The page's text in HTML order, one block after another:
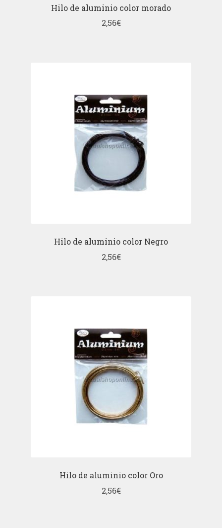
Hilo de aluminio color morado
2,56€
Hilo de aluminio color Negro
2,56€
Hilo de aluminio color Oro
2,56€